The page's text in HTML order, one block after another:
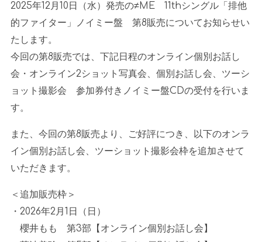
2025年12月 10 日（水）発売の≠ME 11thシングル「排他
的ファイター」ノイミー盤 第8販売についてお知らせい
たします。
今回の第8販売では、下記日程のオンライン個別お話し
会・オンライン2ショット写真会、個別お話し会、ツーシ
ョット撮影会 参加券付きノイミー盤CDの受付を行いま
す。
また、今回の第8販売より、ご好評につき、以下のオンラ
イン個別お話し会、ツーショット撮影会枠を追加させて
いただきます。
＜追加販売枠＞
・ 2026年2月
日（日）
櫻井もも 第3部【オンライン個別お話し会】